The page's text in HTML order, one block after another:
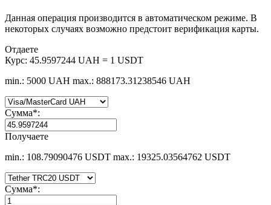
Данная операция производится в автоматическом режиме. В
некоторых случаях возможно предстоит верификация карты.
Отдаете
Курс: 45.9597244 UAH = 1 USDT
min.: 5000 UAH max.: 888173.31238546 UAH
Сумма*:
Получаете
min.: 108.79090476 USDT max.: 19325.03564762 USDT
Сумма*: